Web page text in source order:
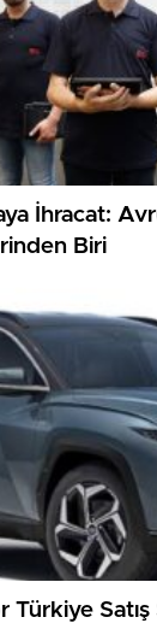
İhracat:
Biri
Türkiye Satış